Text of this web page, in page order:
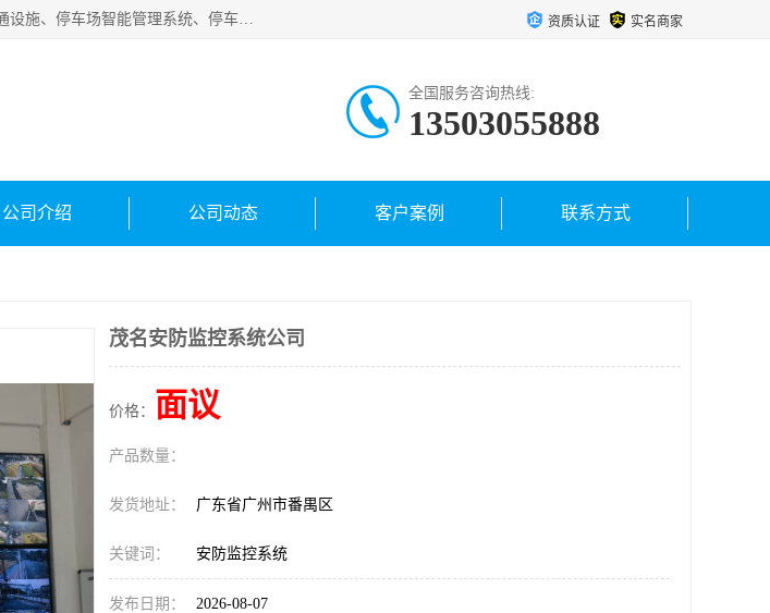
广州百灵智能科技有限公司是一家专业从事车牌识别系统、人脸识别人行通道、安防监控交通设施、停车场智能管理系统、停车场云平台、车牌识别一体机、自动道闸、通道设备、交通设施及交通划线等产品研发、生产和销售的高新技术企业。 资质认证 实名商家
全国服务咨询热线:
13503055888
公司介绍 公司动态 客户案例 联系方式
茂名安防监控系统公司
价格： 面议
产品数量：
发货地址： 广东省广州市番禺区
关键词： 安防监控系统
发布日期： 2026-08-07